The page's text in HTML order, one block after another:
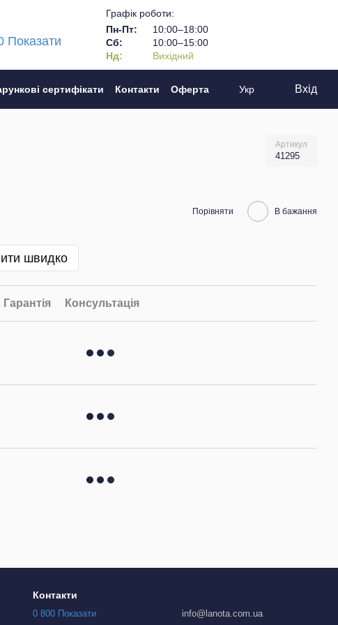
Показати
Графік роботи:
Пн-Пт:
10:00–18:00
Сб:
10:00–15:00
Нд:
Вихідний
сертифікати Контакти
Оферта
Укр Вхід
Артикул
41295
Порівняти В бажання
швидко
Гарантія Консультація
Контакти
0 800 Показати info@lanota.com.ua